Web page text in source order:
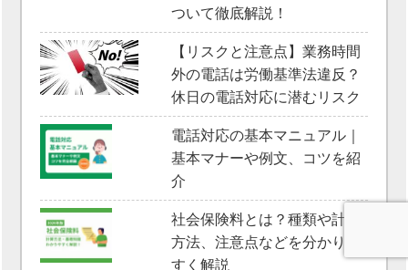
ついて徹底解説！
【リスクと注意点】業務時間
外の電話は労働基準法違反？
休日の電話対応に潜むリスク
電話対応の基本マニュアル｜
基本マナーや例文、コツを紹
介
社会保険料とは？種類や計算
方法、注意点などを分かりや
すく解説